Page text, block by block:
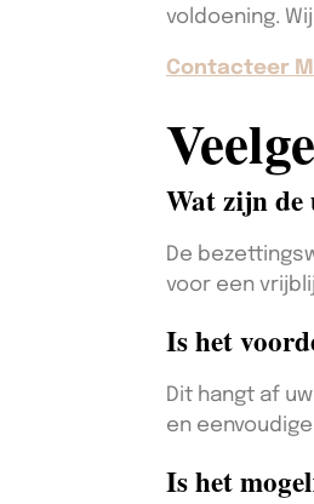
voldoening.
Contacteer
Wat zijn de
De
voor een
Is het
Dit hangt af
en
Is het